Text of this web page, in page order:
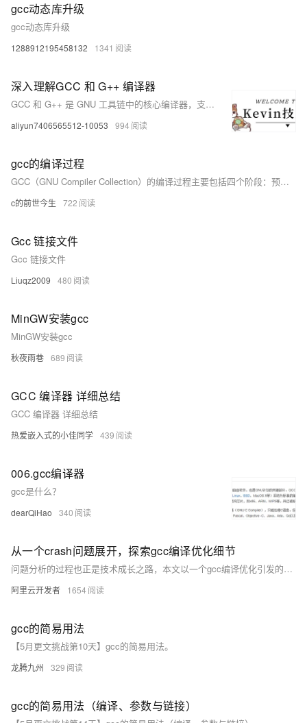
gcc动态库升级
gcc动态库升级
1288912195458132 1341
深入理解GCC 和 G++ 编译器
GCC 和 G++ 是 GNU 工具链中的核心编译器，支持 C 和 C++ 程序开发。本文详细介绍其编译流程、常用选项及动态链接与静态链接的区别。编译过程分为预处理、编译、汇编和链接四个阶段，每个阶段有特定任务和命令选项。常用选项如 `-E`、`-S`、`-c` 和 `-o` 分别用于预处理、生成汇编代码、生成目标文件和指定输出文件。动态链接节省空间且易于更新，但依赖运行时库；静态链接独立高效，但文件较大且更新困难。合理选择优化选项（如 `-O0` 至 `-O3`）可提升程序性能。掌握这些知识有助于开发者更高效地编写、调试和优化代码。
aliyun7406565512-10053 994
gcc的编译过程
GCC（GNU Compiler Collection）的编译过程主要包括四个阶段：预处理、编译、汇编和链接。预处理展开宏定义，编译将代码转换为汇编语言，汇编生成目标文件，链接将目标文件与库文件合并成可执行文件。
c的前世今生 722
Gcc 链接文件
Gcc 链接文件
Liuqz2009 480
MinGW安装gcc
MinGW安装gcc
秋夜雨巷 689
GCC 编译器 详细总结
GCC 编译器 详细总结
热爱嵌入式的小佳同学 439
006.gcc编译器
gcc是什么？
dearQiHao 340
从一个crash问题展开，探索gcc编译优化细节
问题分析的过程也正是技术成长之路，本文以一个gcc编译优化引发的crash为切入点，逐步展开对编译器优化细节的探索之路，在分析过程中打开了新世界的大门……
阿里云开发者 1654
gcc的简易用法
【5月更文挑战第10天】gcc的简易用法。
龙腾九州 329
gcc的简易用法（编译、参数与链接）